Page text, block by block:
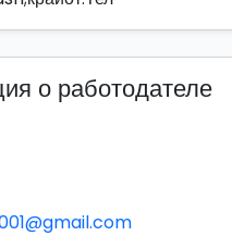
о работодателе